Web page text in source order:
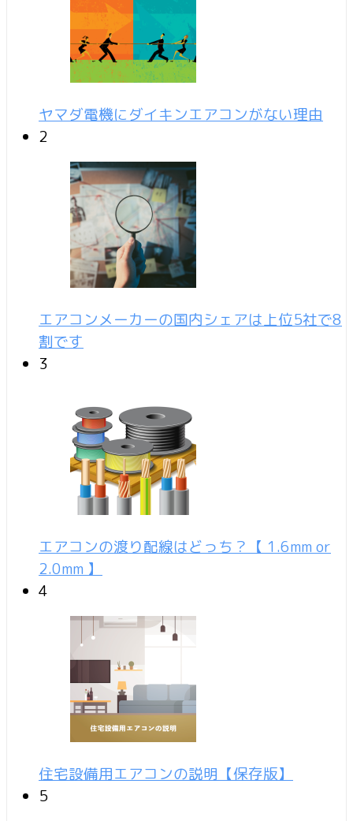
ヤマダ電機にダイキンエアコンがない理由
2
エアコンメーカーの国内シェアは上位5社で8
割です
3
エアコンの渡り配線はどっち？【 1.6mm or
2.0mm 】
4
住宅設備用エアコンの説明【保存版】
5